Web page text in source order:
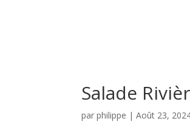
Salade
parphilippe |Août 23,